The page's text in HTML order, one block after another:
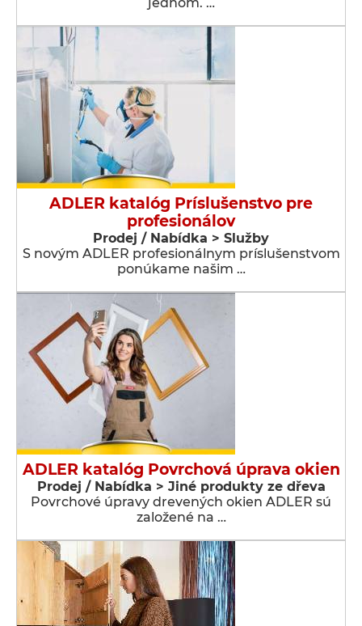
ADLER katalóg Príslušenstvo pre
profesionálov
Prodej / Nabídka > Služby
S novým ADLER profesionálnym príslušenstvom
ponúkame našim …
ADLER katalóg Povrchová úprava okien
Prodej / Nabídka > Jiné produkty ze dřeva
Povrchové úpravy drevených okien ADLER sú
založené na …